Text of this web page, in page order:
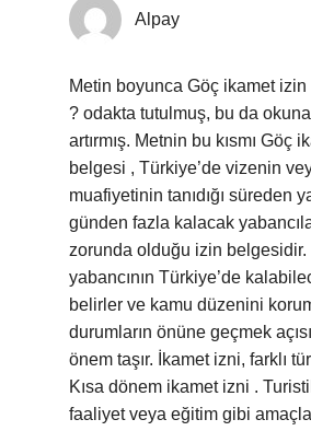
Alpay
Metin boyunca Göç ikamet
? odakta tutulmuş, bu da
artırmış. Metnin bu kısmı Göç
belgesi , Türkiye’de vizenin
muafiyetinin tanıdığı süreden
günden fazla kalacak
zorunda olduğu izin belgesidir.
yabancının Türkiye’de
belirler ve kamu düzenini
durumların önüne geçmek
önem taşır. İkamet izni, farklı
Kısa dönem ikamet izni .
faaliyet veya eğitim gibi